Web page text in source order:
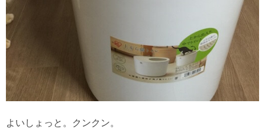
よいしょっと。クンクン。